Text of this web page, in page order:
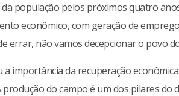
população pelos próximos quatro
econômico, com geração de
errar, não vamos decepcionar o povo
a importância da recuperação
produção do campo é um dos pilares